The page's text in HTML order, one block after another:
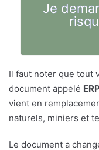
Je
Il faut noter que tout
document appelé ERP
vient en
naturels, miniers et
Le document a